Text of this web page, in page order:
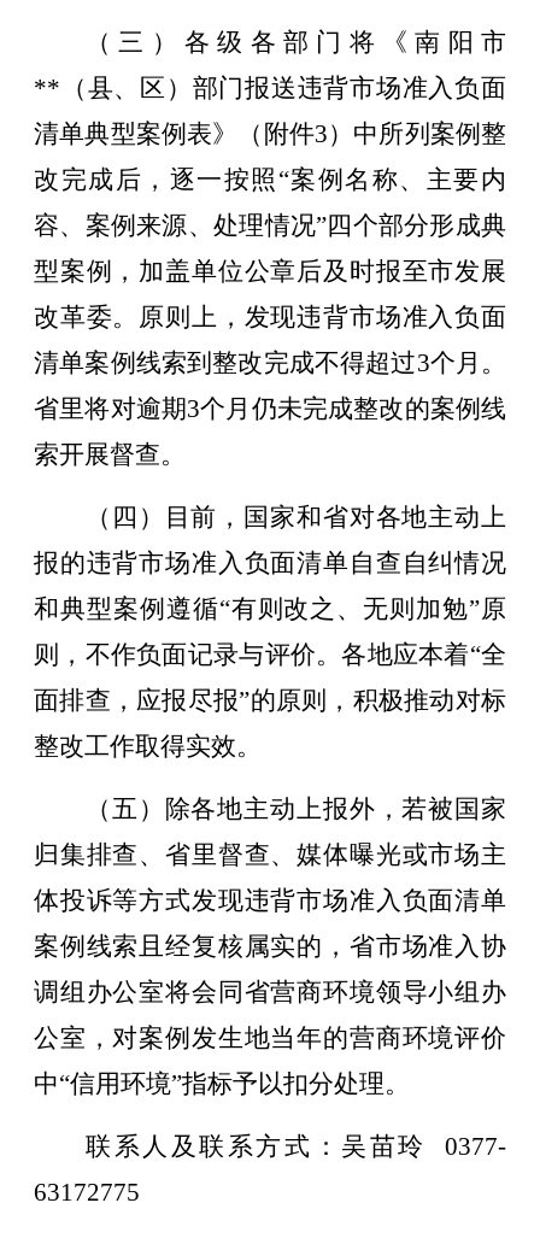
（三）各级各部门将《南阳市
**（县、区）部门报送违背市场准入负面
清单典型案例表》（附件3）中所列案例整
改完成后，逐一按照“案例名称、主要内
容、案例来源、处理情况”四个部分形成典
型案例，加盖单位公章后及时报至市发展
改革委。原则上，发现违背市场准入负面
清单案例线索到整改完成不得超过3个月。
省里将对逾期3个月仍未完成整改的案例线
索开展督查。
（四）目前，国家和省对各地主动上
报的违背市场准入负面清单自查自纠情况
和典型案例遵循“有则改之、无则加勉”原
则，不作负面记录与评价。各地应本着“全
面排查，应报尽报”的原则，积极推动对标
整改工作取得实效。
（五）除各地主动上报外，若被国家
归集排查、省里督查、媒体曝光或市场主
体投诉等方式发现违背市场准入负面清单
案例线索且经复核属实的，省市场准入协
调组办公室将会同省营商环境领导小组办
公室，对案例发生地当年的营商环境评价
中“信用环境”指标予以扣分处理。
联系人及联系方式：吴苗玲 0377-
63172775